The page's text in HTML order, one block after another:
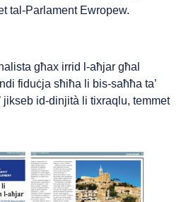
tal-Parlament Ewropew.
għax irrid l-aħjar għal
fiduċja sħiħa li bis-saħħa ta’
jikseb id-dinjità li tixraqlu, temmet